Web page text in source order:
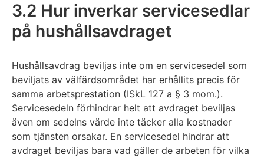
3.2 Hur inverkar servicesedlar
på hushållsavdraget
Hushållsavdrag beviljas inte om en servicesedel som
beviljats av välfärdsområdet har erhållits precis för
samma arbetsprestation (ISkL 127 a § 3 mom.).
Servicesedeln förhindrar helt att avdraget beviljas
även om sedelns värde inte täcker alla kostnader
som tjänsten orsakar. En servicesedel hindrar att
avdraget beviljas bara vad gäller de arbeten för vilka